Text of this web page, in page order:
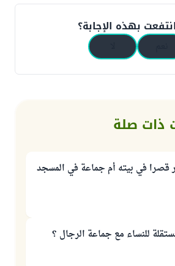
بهذه الإجابة؟
ذات صلة
قصرا في بيته أم جماعة في المسجد
للنساء مع جماعة الرجال ؟